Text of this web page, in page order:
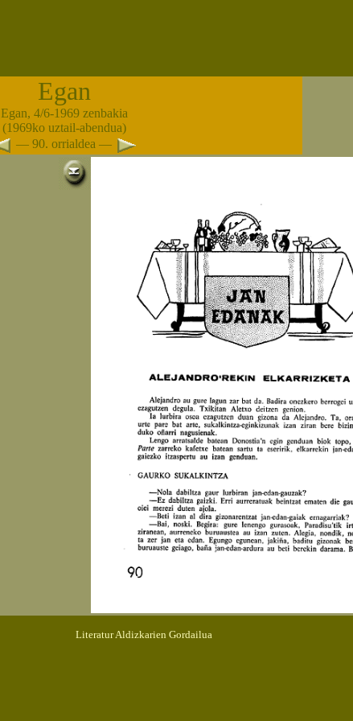
Egan
Egan, 4/6-1969 zenbakia
(1969ko uztail-abendua)
— 90. orrialdea —
Literatur Aldizkarien Gordailua